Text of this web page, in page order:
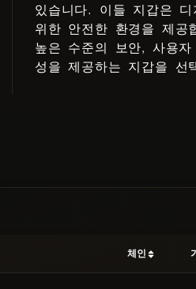
있습니다. 이들 지갑은
위한 안전한 환경을 제공
높은 수준의 보안, 사용
성을 제공하는 지갑을 선
체인